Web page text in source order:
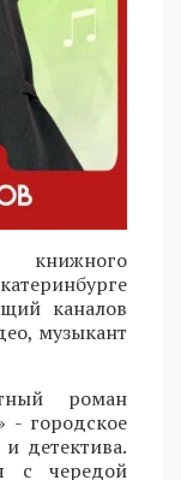
книжного
каналов
музыкант
роман
- городское
детектива.
с чередой